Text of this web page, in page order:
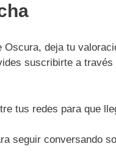
deja tu
suscribirte a
tus redes para que
seguir conversando